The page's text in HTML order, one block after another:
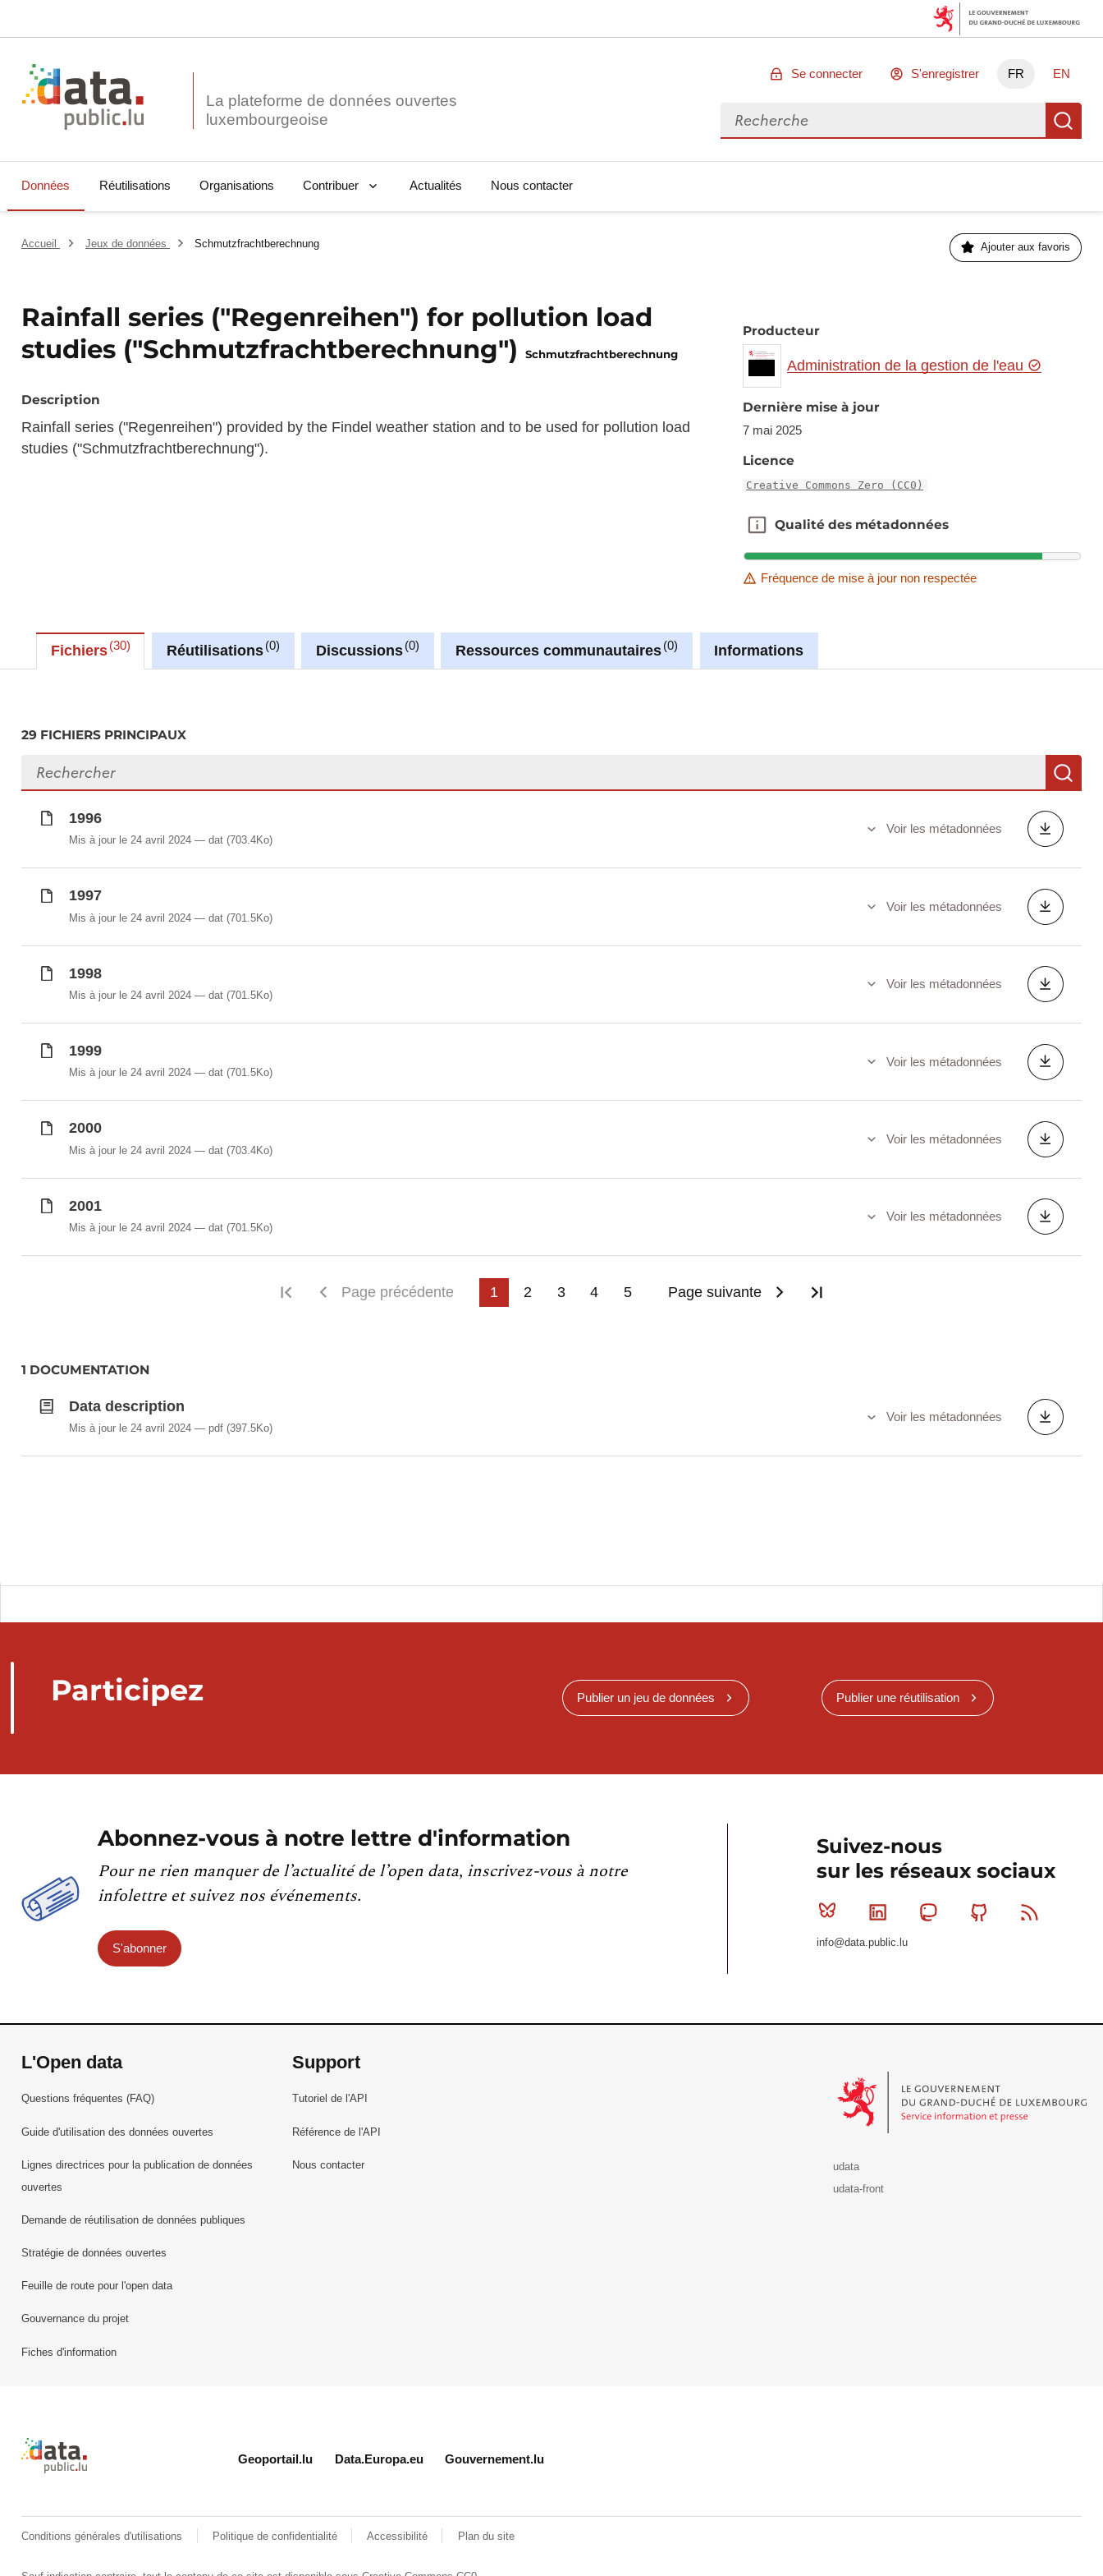
La plateforme de données ouvertes
Se connecter S'enregistrer FR EN
Rechercher des données
Données Réutilisations Organisations Contribuer Actualités Nous contacter
Accueil Jeux de données Schmutzfrachtberechnung Ajouter aux favoris
Rainfall series ("Regenreihen") for pollution load
studies ("Schmutzfrachtberechnung")Schmutzfrachtberechnung
Description
Rainfall series ("Regenreihen") provided by the Findel weather station and to be used for pollution load
studies ("Schmutzfrachtberechnung").
Producteur
Administration de la gestion de l'eau
Dernière mise à jour
7 mai 2025
Licence
Creative Commons Zero (CC0)
Qualité des métadonnées
Qualité des métadonnées
Fréquence de mise à jour non respectée
Fichiers 30 Réutilisations 0 Discussions 0 Ressources communautaires 0 Informations
29 FICHIERS PRINCIPAUX
Rechercher des fichiers
1996
Mis à jour le 24 avril 2024 dat(703.4Ko)
Voir les métadonnées
1997
Mis à jour le 24 avril 2024 dat(701.5Ko)
Voir les métadonnées
1998
Mis à jour le 24 avril 2024 dat(701.5Ko)
Voir les métadonnées
1999
Mis à jour le 24 avril 2024 dat(701.5Ko)
Voir les métadonnées
2000
Mis à jour le 24 avril 2024 dat(703.4Ko)
Voir les métadonnées
2001
Mis à jour le 24 avril 2024 dat(701.5Ko)
Voir les métadonnées
Première page
Page précédente 1 2 3 4 5 Page suivante
1 DOCUMENTATION
Data description
Mis à jour le 24 avril 2024 pdf(397.5Ko)
Voir les métadonnées
Participez Publier un jeu de données Publier une réutilisation
Abonnez-vous à notre lettre d'information
Pour ne rien manquer de l’actualité de l’open data, inscrivez-vous à notre
infolettre et suivez nos événements.
S'abonner
Suivez-nous
sur les réseaux sociaux
Bluesky Linkedin MastodonGithub
info@data.public.lu
L'Open data
Questions fréquentes (FAQ)
Guide d'utilisation des données ouvertes
Lignes directrices pour la publication de données
ouvertes
Demande de réutilisation de données publiques
Stratégie de données ouvertes
Feuille de route pour l'open data
Gouvernance du projet
Fiches d'information
Support
Tutoriel de l'API
Référence de l'API
Nous contacter
udata
udata-front
Retour à l'accueil de data.public.lu
Geoportail.lu Data.Europa.eu Gouvernement.lu
Conditions générales d'utilisations Politique de confidentialité Accessibilité Plan du site